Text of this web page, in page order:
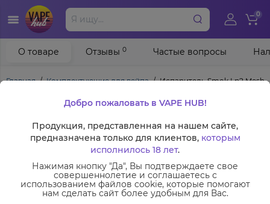
0
Главная Комплектующие для вейпа Испаритель Smok Lp2
О товаре Отзывы 0 Частые вопросы
Добро пожаловать в VAPE HUB!
Продукция, представленная на нашем сайте,
предназначена только для клиентов, которым
исполнилось 18 лет.
Нажимая кнопку "Да", Вы подтверждаете свое
совершеннолетие и соглашаетесь с
использованием файлов cookie, которые помогают
нам сделать сайт более удобным для Вас.